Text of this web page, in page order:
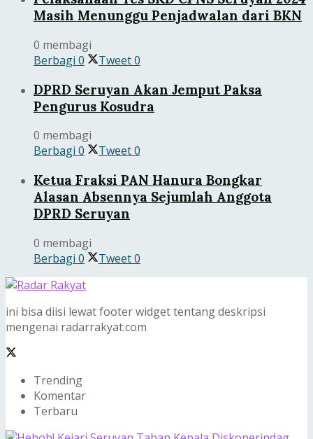
Masih Menunggu Penjadwalan dari BKN
0 membagi
Berbagi 0 Tweet0
DPRD Seruyan Akan Jemput Paksa
Pengurus Kosudra
0 membagi
Berbagi 0 Tweet0
Ketua Fraksi PAN Hanura Bongkar
Alasan Absennya Sejumlah Anggota
DPRD Seruyan
0 membagi
Berbagi 0 Tweet0
ini bisa diisi lewat footer widget tentang deskripsi
mengenai radarrakyat.com
Trending
Komentar
Terbaru